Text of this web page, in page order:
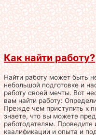
Как найти работу?
Найти работу может быть
небольшой подготовке и
работу своей мечты. Вот
вам найти работу:
Прежде чем приступить к
знаете, что вы можете
работодателям.
квалификации и опыта и